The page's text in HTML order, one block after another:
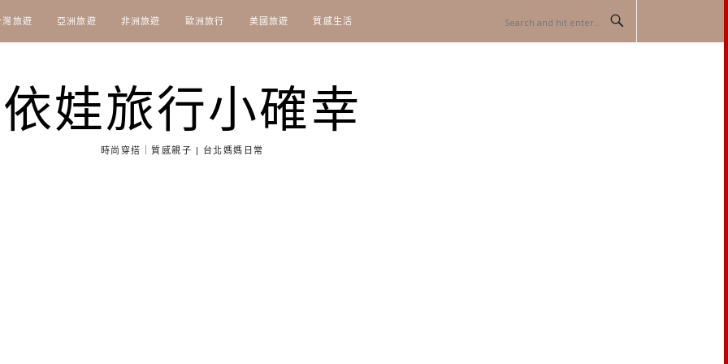
灣旅遊 亞洲旅遊 非洲旅遊 歐洲旅行 美國旅遊 質感生活
依娃旅行小確幸
時尚穿搭｜質感親子 | 台北媽媽日常